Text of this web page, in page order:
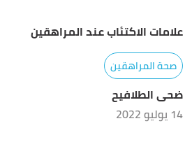
Jillian Levy, CHHC (3/11/
Make You Taller (and Why
علامات الاكتئاب عند المراهقين
صحة المراهقين
ضحى الطلافيح
14 يوليو 2022